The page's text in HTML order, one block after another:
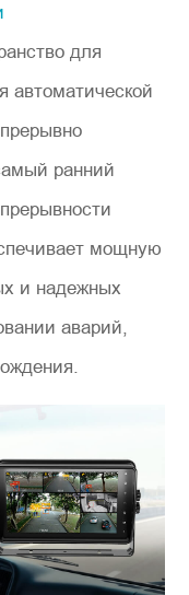
для
автоматической
ранний
мощную
и надежных
аварий,